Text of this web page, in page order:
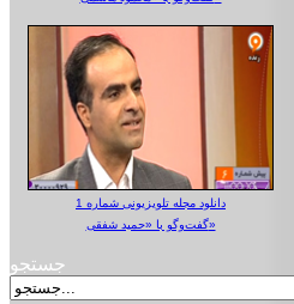
دانلود مجله تلویزیونی شماره 1
گفت‌وگو با «حمید شفقی»
جستجو